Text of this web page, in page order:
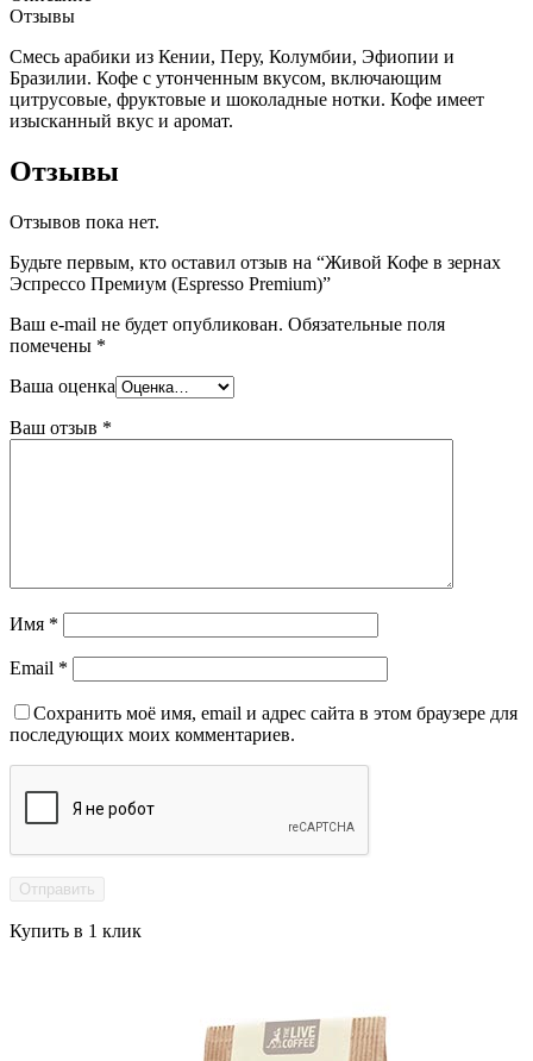
Отзывы
Смесь арабики из Кении, Перу, Колумбии, Эфиопии и
Бразилии. Кофе с утонченным вкусом, включающим
цитрусовые, фруктовые и шоколадные нотки. Кофе имеет
изысканный вкус и аромат.
Отзывы
Отзывов пока нет.
Будьте первым, кто оставил отзыв на “Живой Кофе в зернах
Эспрессо Премиум (Espresso Premium)”
Ваш e-mail не будет опубликован. Обязательные поля
помечены *
Ваша оценка
Ваш отзыв *
Имя *
Email *
Сохранить моё имя, email и адрес сайта в этом браузере для
последующих моих комментариев.
Купить в 1 клик